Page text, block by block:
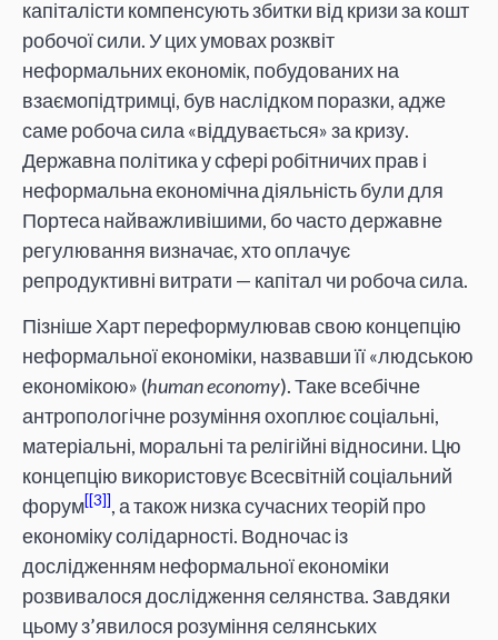
капіталісти компенсують збитки від кризи за кошт
робочої сили. У цих умовах розквіт
неформальних економік, побудованих на
взаємопідтримці, був наслідком поразки, адже
саме робоча сила «віддувається» за кризу.
Державна політика у сфері робітничих прав і
неформальна економічна діяльність були для
Портеса найважливішими, бо часто державне
регулювання визначає, хто оплачує
репродуктивні витрати — капітал чи робоча сила.
Пізніше Харт переформулював свою концепцію
неформальної економіки, назвавши її «людською
економікою» (human economy). Таке всебічне
антропологічне розуміння охоплює соціальні,
матеріальні, моральні та релігійні відносини. Цю
концепцію використовує Всесвітній соціальний
форум [3] , а також низка сучасних теорій про
економіку солідарності. Водночас із
дослідженням неформальної економіки
розвивалося дослідження селянства. Завдяки
цьому з’явилося розуміння селянських